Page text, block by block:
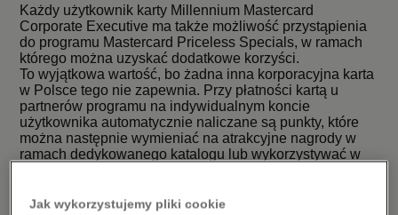
Każdy użytkownik karty Millennium Mastercard
Corporate Executive ma także możliwość przystąpienia
do programu Mastercard Priceless Specials, w ramach
którego można uzyskać dodatkowe korzyści.
To wyjątkowa wartość, bo żadna inna korporacyjna karta
w Polsce tego nie zapewnia. Przy płatności kartą u
partnerów programu na indywidualnym koncie
użytkownika automatycznie naliczane są punkty, które
można następnie wymieniać na atrakcyjne nagrody w
ramach dedykowanego katalogu lub wykorzystywać w
programu Mastercard Priceless Specials dla
Jak wykorzystujemy pliki cookie